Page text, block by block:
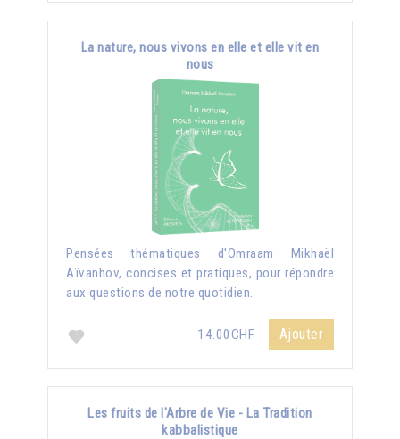
La nature, nous vivons en elle et elle vit en
nous
Pensées thématiques d'Omraam Mikhaël
Aïvanhov, concises et pratiques, pour répondre
aux questions de notre quotidien.
14.00CHF Ajouter
Les fruits de l'Arbre de Vie - La Tradition
kabbalistique